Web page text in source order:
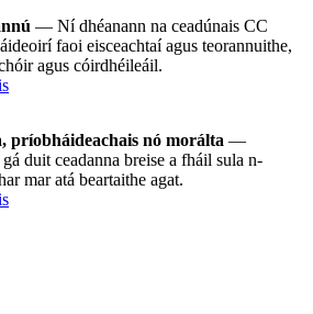
— Ní dhéanann na ceadúnais CC
faoi eisceachtaí agus teorannuithe,
agus cóirdhéileáil.
príobháideachais nó morálta —
duit ceadanna breise a fháil sula n-
mar atá beartaithe agat.